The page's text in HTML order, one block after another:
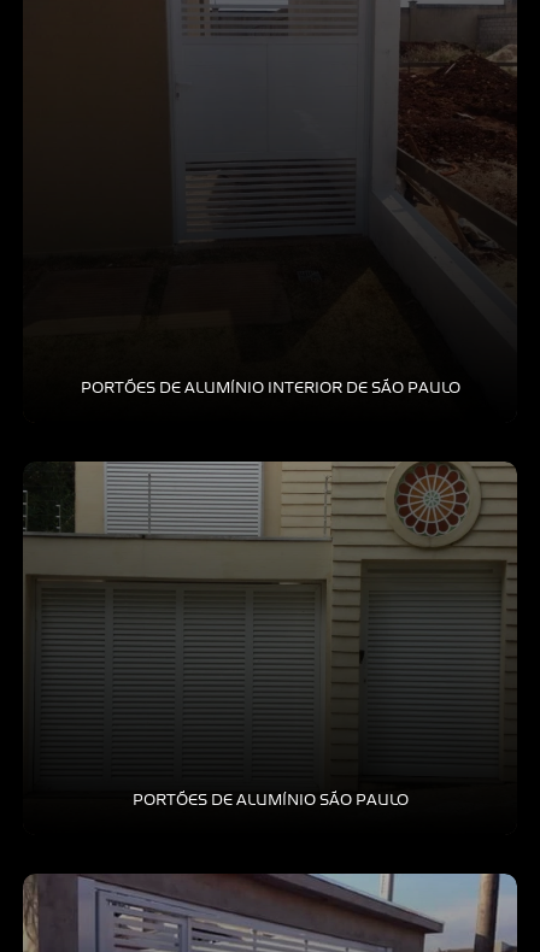
PORTÕES DE ALUMÍNIO INTERIOR DE SÃO PAULO
PORTÕES DE ALUMÍNIO SÃO PAULO